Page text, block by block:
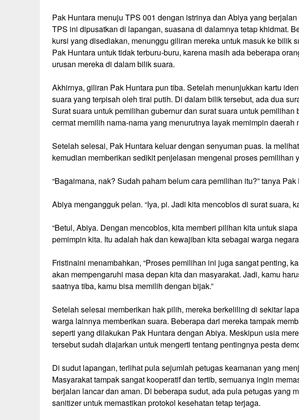
Pak Huntara menuju TPS 001 dengan istrinya dan Abiya yang
TPS ini dipusatkan di lapangan, suasana di dalamnya tetap khidmat.
kursi yang disediakan, menunggu giliran mereka untuk masuk ke bilik
Pak Huntara untuk tidak terburu-buru, karena masih ada beberapa
urusan mereka di dalam bilik suara.
Akhirnya, giliran Pak Huntara pun tiba. Setelah menunjukkan kartu
suara yang terpisah oleh tirai putih. Di dalam bilik tersebut, ada dua
Surat suara untuk pemilihan gubernur dan surat suara untuk pemilihan
cermat memilih nama-nama yang menurutnya layak memimpin daerah
Setelah selesai, Pak Huntara keluar dengan senyuman puas. Ia
kemudian memberikan sedikit penjelasan mengenai proses pemilihan
“Bagaimana, nak? Sudah paham belum cara pemilihan itu?” tanya Pak
Abiya mengangguk pelan. “Iya, pi. Jadi kita mencoblos di surat suara,
“Betul, Abiya. Dengan mencoblos, kita memberi pilihan kita untuk
pemimpin kita. Itu adalah hak dan kewajiban kita sebagai warga
Fristinaini menambahkan, “Proses pemilihan ini juga sangat penting,
akan mempengaruhi masa depan kita dan masyarakat. Jadi, kamu
saatnya tiba, kamu bisa memilih dengan bijak.”
Setelah selesai memberikan hak pilih, mereka berkeliling di sekitar
warga lainnya memberikan suara. Beberapa dari mereka tampak
seperti yang dilakukan Pak Huntara dengan Abiya. Meskipun usia
tersebut sudah diajarkan untuk mengerti tentang pentingnya pesta
Di sudut lapangan, terlihat pula sejumlah petugas keamanan yang
Masyarakat tampak sangat kooperatif dan tertib, semuanya ingin
berjalan lancar dan aman. Di beberapa sudut, ada pula petugas yang
sanitizer untuk memastikan protokol kesehatan tetap terjaga.